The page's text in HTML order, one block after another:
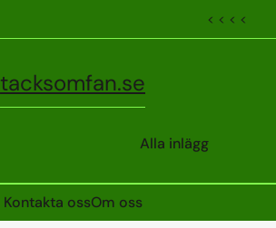
< < < <
tacksomfan.se
Alla inlägg
Kontakta ossOm oss